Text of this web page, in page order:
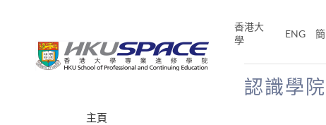
香港大
學
ENG 簡
認識學院
主頁